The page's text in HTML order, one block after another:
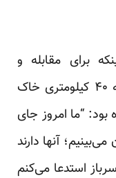
برای مقابله و
سرکوب گروه داعش چندبار ارتش به ۴۰ کیلومتری خاک
بود: “ما امروز جای
آنها دارند
استدعا می‌کنم